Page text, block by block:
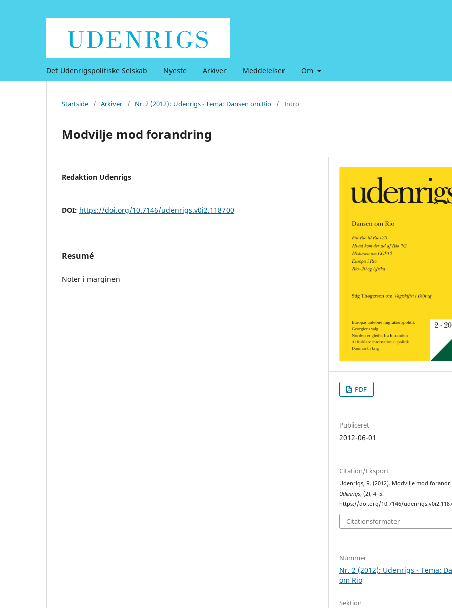
Det Udenrigspolitiske Selskab Nyeste Arkiver Meddelelser Om
Startside / Arkiver / Nr. 2 (2012): Udenrigs - Tema: Dansen om Rio / Intro
Modvilje mod forandring
Redaktion Udenrigs
DOI: https://doi.org/10.7146/udenrigs.v0i2.118700
Resumé
Noter i marginen
PDF
Publiceret
2012-06-01
Citation/Eksport
Udenrigs, R. (2012). Modvilje mod
Udenrigs, (2), 4–5.
https://doi.org/10.7146/
Citationsformater
Nummer
Nr. 2 (2012): Udenrigs - Tema:
om Rio
Sektion